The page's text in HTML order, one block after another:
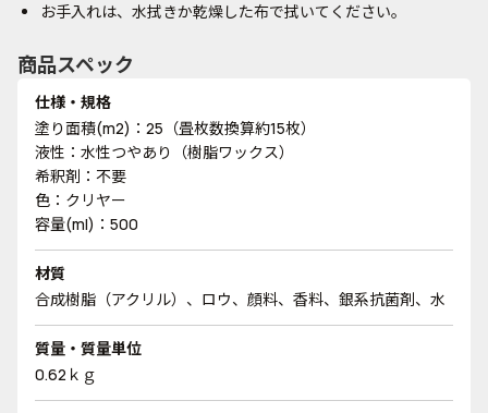
お手入れは、水拭きか乾燥した布で拭いてください。
商品スペック
仕様・規格
塗り面積(m2)：25（畳枚数換算約15枚）
液性：水性つやあり（樹脂ワックス）
希釈剤：不要
色：クリヤー
容量(ml)：500
材質
合成樹脂（アクリル）、ロウ、顔料、香料、銀系抗菌剤、水
質量・質量単位
0.62ｋｇ